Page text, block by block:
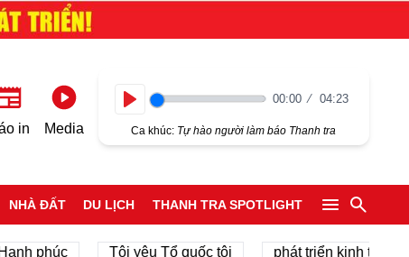
in Media
00:00 04:23
Ca khúc: Tự hào người làm báo Thanh tra
NHÀ ĐẤT DU LỊCH THANH TRA SPOTLIGHT
Tôi yêu Tổ quốc tôi phát triển kinh tế tư nhân